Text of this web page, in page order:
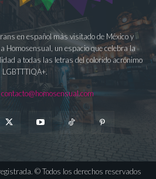
en español más visitado de México y
Homosensual, un espacio que celebra la
a todas las letras del colorido acrónimo
LGBTTTIQA+.
contacto@homosensual.com
© Todos los derechos reservados